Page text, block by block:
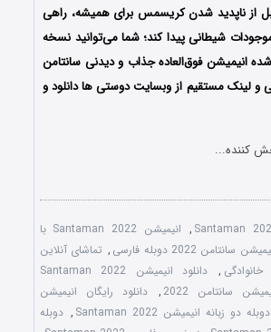
از ناپدید شدن کریسمس برای همیشه، راهی
شیطانی پیدا کند؛ شما می‌توانید نسخه
انیمیشن فوق‌العاده جذاب و دیدنی سانتامن
و لینک مستقیم از وبسایت دوستی ها دانلود و
کننده...
Santaman
,
انیمیشن Santaman 2022 با
سانتامن 2022 دوبله فارسی , تماشای آنلاین
خانوادگی ,
دانلود انیمیشن Santaman 2022
سانتامن 2022 ,
دانلود رایگان انیمیشن
دوبله دو زبانه انیمیشن Santaman 2022 , دوبله